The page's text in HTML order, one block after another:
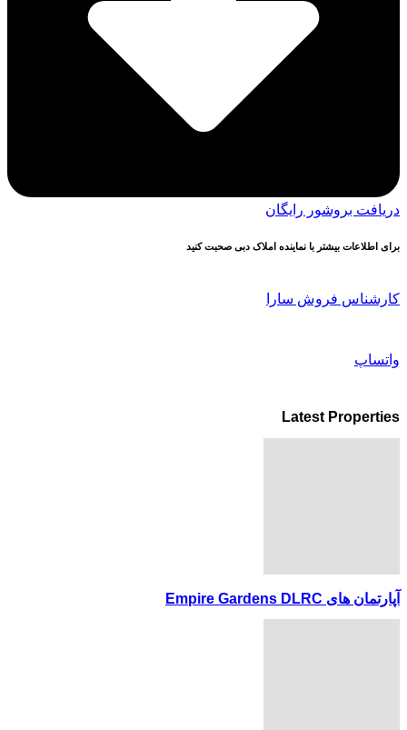
دریافت بروشور رایگان
برای اطلاعات بیشتر با نماینده املاک دبی صحبت کنید
کارشناس فروش سارا
واتساپ
Latest Properties
آپارتمان های Empire Gardens DLRC